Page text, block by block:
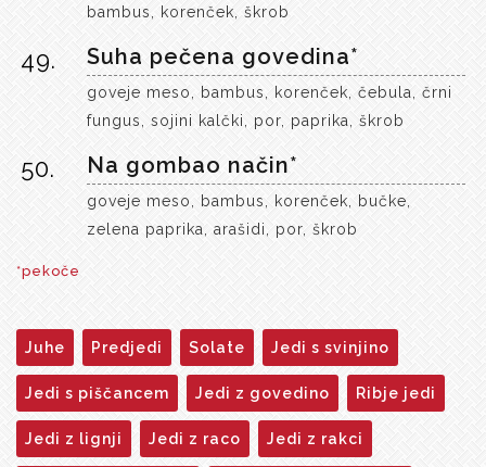
bambus, korenček, škrob
49. Suha pečena govedina*
goveje meso, bambus, korenček, čebula, črni
fungus, sojini kalčki, por, paprika, škrob
50. Na gombao način*
goveje meso, bambus, korenček, bučke,
zelena paprika, arašidi, por, škrob
*pekoče
Juhe Predjedi Solate Jedi s svinjino
Jedi s piščancem Jedi z govedino Ribje jedi
Jedi z lignji Jedi z raco Jedi z rakci